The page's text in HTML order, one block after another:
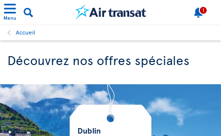
Menu
1
Accueil
Découvrez nos offres spéciales
Dublin